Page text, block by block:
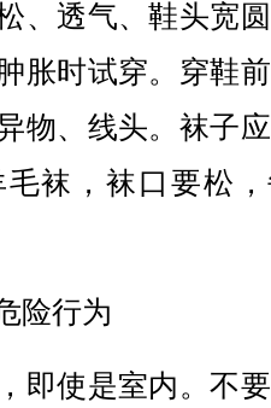
透气、鞋头宽
胀时试穿。穿鞋
物、线头。袜子
袜，袜口要松
行为
使是室内。不